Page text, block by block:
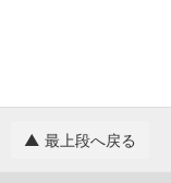
▲ 最上段へ戻る